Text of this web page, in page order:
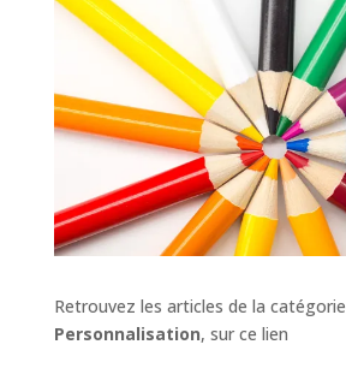
Retrouvez les articles de la catégorie
Personnalisation, sur ce lien